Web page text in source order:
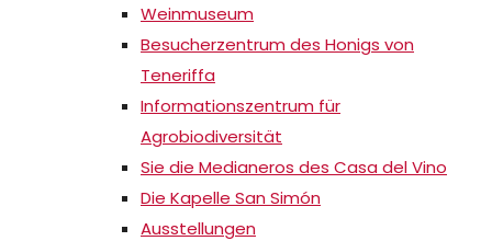
Weinmuseum
Besucherzentrum des Honigs von
Teneriffa
Informationszentrum für
Agrobiodiversität
Sie die Medianeros des Casa del Vino
Die Kapelle San Simón
Ausstellungen